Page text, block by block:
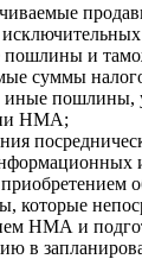
пошлины и
суммы
иные пошлины,
НМА;
приобретением
которые
НМА и
в